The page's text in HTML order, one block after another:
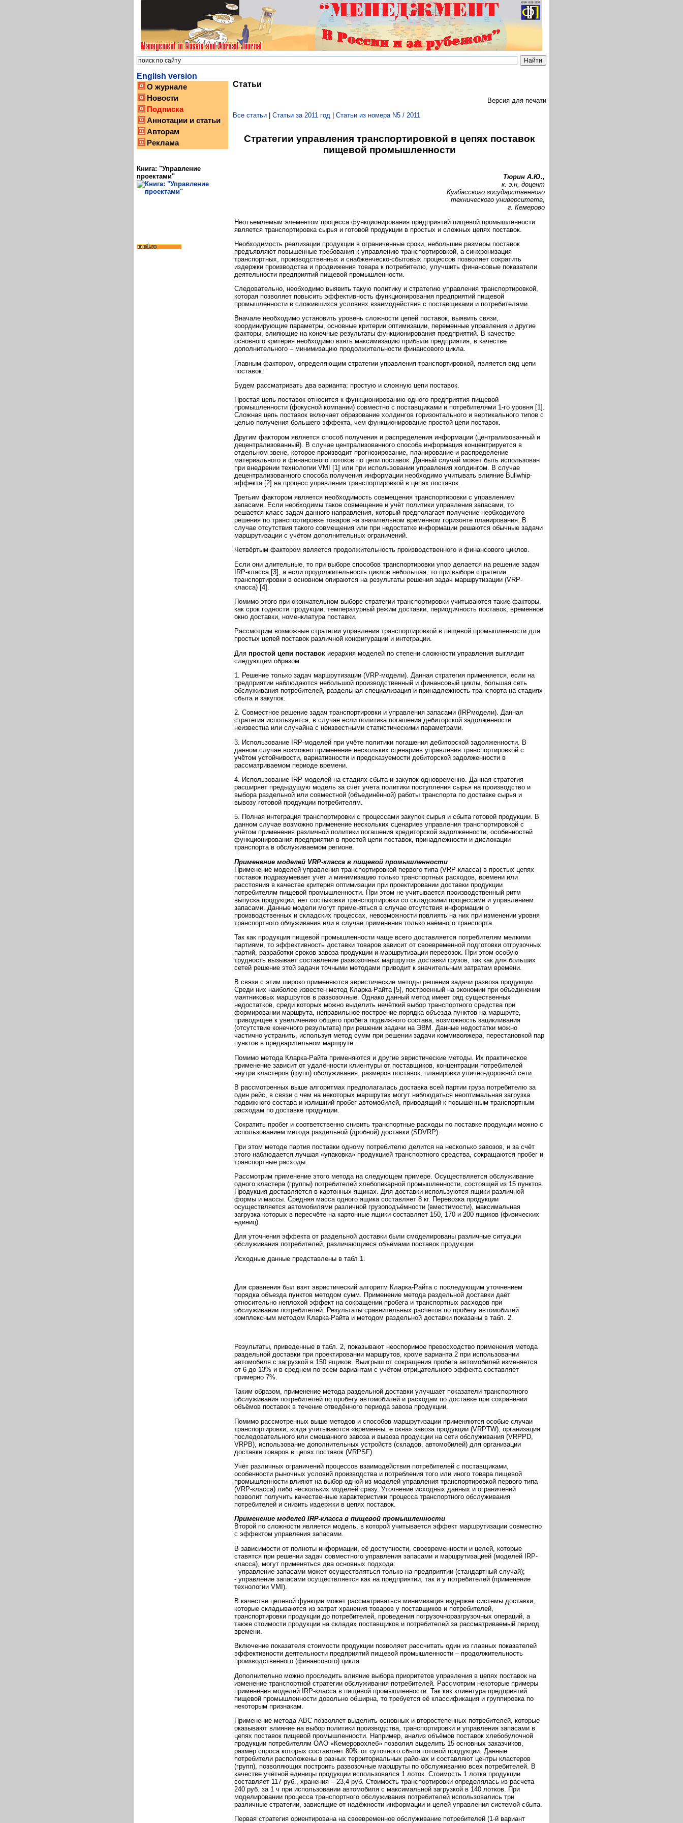
English version
О журнале
Новости
Подписка
Аннотации и статьи
Авторам
Реклама
Книга: "Управление
проектами"
Статьи
Версия для печати
Все статьи | Статьи за 2011 год | Статьи из номера N5 / 2011
Стратегии управления транспортировкой в цепях поставок
пищевой промышленности
Тюрин А.Ю.,
к. э.н, доцент
Кузбасского государственного
технического университета,
г. Кемерово
Неотъемлемым элементом процесса функционирования предприятий пищевой промышленности
является транспортировка сырья и готовой продукции в простых и сложных цепях поставок.
Необходимость реализации продукции в ограниченные сроки, небольшие размеры поставок
предъявляют повышенные требования к управлению транспортировкой, а синхронизация
транспортных, производственных и снабженческо-сбытовых процессов позволяет сократить
издержки производства и продвижения товара к потребителю, улучшить финансовые показатели
деятельности предприятий пищевой промышленности.
Следовательно, необходимо выявить такую политику и стратегию управления транспортировкой,
которая позволяет повысить эффективность функционирования предприятий пищевой
промышленности в сложившихся условиях взаимодействия с поставщиками и потребителями.
Вначале необходимо установить уровень сложности цепей поставок, выявить связи,
координирующие параметры, основные критерии оптимизации, переменные управления и другие
факторы, влияющие на конечные результаты функционирования предприятий. В качестве
основного критерия необходимо взять максимизацию прибыли предприятия, в качестве
дополнительного – минимизацию продолжительности финансового цикла.
Главным фактором, определяющим стратегии управления транспортировкой, является вид цепи
поставок.
Будем рассматривать два варианта: простую и сложную цепи поставок.
Простая цепь поставок относится к функционированию одного предприятия пищевой
промышленности (фокусной компании) совместно с поставщиками и потребителями 1-го уровня [1].
Сложная цепь поставок включает образование холдингов горизонтального и вертикального типов с
целью получения большего эффекта, чем функционирование простой цепи поставок.
Другим фактором является способ получения и распределения информации (централизованный и
децентрализованный). В случае централизованного способа информация концентрируется в
отдельном звене, которое производит прогнозирование, планирование и распределение
материального и финансового потоков по цепи поставок. Данный случай может быть использован
при внедрении технологии VMI [1] или при использовании управления холдингом. В случае
децентрализованного способа получения информации необходимо учитывать влияние Bullwhip-
эффекта [2] на процесс управления транспортировкой в цепях поставок.
Третьим фактором является необходимость совмещения транспортировки с управлением
запасами. Если необходимы такое совмещение и учёт политики управления запасами, то
решается класс задач данного направления, который предполагает получение необходимого
решения по транспортировке товаров на значительном временном горизонте планирования. В
случае отсутствия такого совмещения или при недостатке информации решаются обычные задачи
маршрутизации с учётом дополнительных ограничений.
Четвёртым фактором является продолжительность производственного и финансового циклов.
Если они длительные, то при выборе способов транспортировки упор делается на решение задач
IRP-класса [3], а если продолжительность циклов небольшая, то при выборе стратегии
транспортировки в основном опираются на результаты решения задач маршрутизации (VRP-
класса) [4].
Помимо этого при окончательном выборе стратегии транспортировки учитываются такие факторы,
как срок годности продукции, температурный режим доставки, периодичность поставок, временное
окно доставки, номенклатура поставки.
Рассмотрим возможные стратегии управления транспортировкой в пищевой промышленности для
простых цепей поставок различной конфигурации и интеграции.
Для простой цепи поставок иерархия моделей по степени сложности управления выглядит
следующим образом:
1. Решение только задач маршрутизации (VRP-модели). Данная стратегия применяется, если на
предприятии наблюдаются небольшой производственный и финансовый циклы, большая сеть
обслуживания потребителей, раздельная специализация и принадлежность транспорта на стадиях
сбыта и закупок.
2. Совместное решение задач транспортировки и управления запасами (IRPмодели). Данная
стратегия используется, в случае если политика погашения дебиторской задолженности
неизвестна или случайна с неизвестными статистическими параметрами.
3. Использование IRP-моделей при учёте политики погашения дебиторской задолженности. В
данном случае возможно применение нескольких сценариев управления транспортировкой с
учётом устойчивости, вариативности и предсказуемости дебиторской задолженности в
рассматриваемом периоде времени.
4. Использование IRP-моделей на стадиях сбыта и закупок одновременно. Данная стратегия
расширяет предыдущую модель за счёт учета политики поступления сырья на производство и
выбора раздельной или совместной (объединённой) работы транспорта по доставке сырья и
вывозу готовой продукции потребителям.
5. Полная интеграция транспортировки с процессами закупок сырья и сбыта готовой продукции. В
данном случае возможно применение нескольких сценариев управления транспортировкой с
учётом применения различной политики погашения кредиторской задолженности, особенностей
функционирования предприятия в простой цепи поставок, принадлежности и дислокации
транспорта в обслуживаемом регионе.
Применение моделей VRP-класса в пищевой промышленности
Применение моделей управления транспортировкой первого типа (VRP-класса) в простых цепях
поставок подразумевает учёт и минимизацию только транспортных расходов, времени или
расстояния в качестве критерия оптимизации при проектировании доставки продукции
потребителям пищевой промышленности. При этом не учитывается производственный ритм
выпуска продукции, нет состыковки транспортировки со складскими процессами и управлением
запасами. Данные модели могут применяться в случае отсутствия информации о
производственных и складских процессах, невозможности повлиять на них при изменении уровня
транспортного облуживания или в случае применения только наёмного транспорта.
Так как продукция пищевой промышленности чаще всего доставляется потребителям мелкими
партиями, то эффективность доставки товаров зависит от своевременной подготовки отгрузочных
партий, разработки сроков завоза продукции и маршрутизации перевозок. При этом особую
трудность вызывает составление развозочных маршрутов доставки грузов, так как для больших
сетей решение этой задачи точными методами приводит к значительным затратам времени.
В связи с этим широко применяются эвристические методы решения задачи развоза продукции.
Среди них наиболее известен метод Кларка-Райта [5], построенный на экономии при объединении
маятниковых маршрутов в развозочные. Однако данный метод имеет ряд существенных
недостатков, среди которых можно выделить нечёткий выбор транспортного средства при
формировании маршрута, неправильное построение порядка объезда пунктов на маршруте,
приводящее к увеличению общего пробега подвижного состава, возможность зацикливания
(отсутствие конечного результата) при решении задачи на ЭВМ. Данные недостатки можно
частично устранить, используя метод сумм при решении задачи коммивояжера, перестановкой пар
пунктов в предварительном маршруте.
Помимо метода Кларка-Райта применяются и другие эвристические методы. Их практическое
применение зависит от удалённости клиентуры от поставщиков, концентрации потребителей
внутри кластеров (групп) обслуживания, размеров поставок, планировки улично-дорожной сети.
В рассмотренных выше алгоритмах предполагалась доставка всей партии груза потребителю за
один рейс, в связи с чем на некоторых маршрутах могут наблюдаться неоптимальная загрузка
подвижного состава и излишний пробег автомобилей, приводящий к повышенным транспортным
расходам по доставке продукции.
Сократить пробег и соответственно снизить транспортные расходы по поставке продукции можно с
использованием метода раздельной (дробной) доставки (SDVRP).
При этом методе партия поставки одному потребителю делится на несколько завозов, и за счёт
этого наблюдается лучшая «упаковка» продукцией транспортного средства, сокращаются пробег и
транспортные расходы.
Рассмотрим применение этого метода на следующем примере. Осуществляется обслуживание
одного кластера (группы) потребителей хлебопекарной промышленности, состоящей из 15 пунктов.
Продукция доставляется в картонных ящиках. Для доставки используются ящики различной
формы и массы. Средняя масса одного ящика составляет 8 кг. Перевозка продукции
осуществляется автомобилями различной грузоподъёмности (вместимости), максимальная
загрузка которых в пересчёте на картонные ящики составляет 150, 170 и 200 ящиков (физических
единиц).
Для уточнения эффекта от раздельной доставки были смоделированы различные ситуации
обслуживания потребителей, различающиеся объёмами поставок продукции.
Исходные данные представлены в табл 1.
Для сравнения был взят эвристический алгоритм Кларка-Райта с последующим уточнением
порядка объезда пунктов методом сумм. Применение метода раздельной доставки даёт
относительно неплохой эффект на сокращении пробега и транспортных расходов при
обслуживании потребителей. Результаты сравнительных расчётов по пробегу автомобилей
комплексным методом Кларка-Райта и методом раздельной доставки показаны в табл. 2.
Результаты, приведенные в табл. 2, показывают неоспоримое превосходство применения метода
раздельной доставки при проектировании маршрутов, кроме варианта 2 при использовании
автомобиля с загрузкой в 150 ящиков. Выигрыш от сокращения пробега автомобилей изменяется
от 6 до 13% и в среднем по всем вариантам с учётом отрицательного эффекта составляет
примерно 7%.
Таким образом, применение метода раздельной доставки улучшает показатели транспортного
обслуживания потребителей по пробегу автомобилей и расходам по доставке при сохранении
объёмов поставок в течение отведённого периода завоза продукции.
Помимо рассмотренных выше методов и способов маршрутизации применяются особые случаи
транспортировки, когда учитываются «временны. е окна» завоза продукции (VRPTW), организация
последовательного или смешанного завоза и вывоза продукции на сети обслуживания (VRPPD,
VRPB), использование дополнительных устройств (складов, автомобилей) для организации
доставки товаров в цепях поставок (VRPSF).
Учёт различных ограничений процессов взаимодействия потребителей с поставщиками,
особенности рыночных условий производства и потребления того или иного товара пищевой
промышленности влияют на выбор одной из моделей управления транспортировкой первого типа
(VRP-класса) либо нескольких моделей сразу. Уточнение исходных данных и ограничений
позволит получить качественные характеристики процесса транспортного обслуживания
потребителей и снизить издержки в цепях поставок.
Применение моделей IRP-класса в пищевой промышленности
Второй по сложности является модель, в которой учитывается эффект маршрутизации совместно
с эффектом управления запасами.
В зависимости от полноты информации, её доступности, своевременности и целей, которые
ставятся при решении задач совместного управления запасами и маршрутизацией (моделей IRP-
класса), могут применяться два основных подхода:
- управление запасами может осуществляться только на предприятии (стандартный случай);
- управление запасами осуществляется как на предприятии, так и у потребителей (применение
технологии VMI).
В качестве целевой функции может рассматриваться минимизация издержек системы доставки,
которые складываются из затрат хранения товаров у поставщиков и потребителей,
транспортировки продукции до потребителей, проведения погрузочноразгрузочных операций, а
также стоимости продукции на складах поставщиков и потребителей за рассматриваемый период
времени.
Включение показателя стоимости продукции позволяет рассчитать один из главных показателей
эффективности деятельности предприятий пищевой промышленности – продолжительность
производственного (финансового) цикла.
Дополнительно можно проследить влияние выбора приоритетов управления в цепях поставок на
изменение транспортной стратегии обслуживания потребителей. Рассмотрим некоторые примеры
применения моделей IRP-класса в пищевой промышленности. Так как клиентура предприятий
пищевой промышленности довольно обширна, то требуется её классификация и группировка по
некоторым признакам.
Применение метода ABC позволяет выделить основных и второстепенных потребителей, которые
оказывают влияние на выбор политики производства, транспортировки и управления запасами в
цепях поставок пищевой промышленности. Например, анализ объёмов поставок хлебобулочной
продукции потребителям ОАО «Кемеровохлеб» позволил выделить 15 основных заказчиков,
размер спроса которых составляет 80% от суточного сбыта готовой продукции. Данные
потребители расположены в разных территориальных районах и составляют центры кластеров
(групп), позволяющих построить развозочные маршруты по обслуживанию всех потребителей. В
качестве учётной единицы продукции использовался 1 лоток. Стоимость 1 лотка продукции
составляет 117 руб., хранения – 23,4 руб. Стоимость транспортировки определялась из расчета
240 руб. за 1 ч при использовании автомобиля с максимальной загрузкой в 140 лотков. При
моделировании процесса транспортного обслуживания потребителей использовались три
различные стратегии, зависящие от надёжности информации и целей управления системой сбыта.
Первая стратегия ориентирована на своевременное обслуживание потребителей (1-й вариант